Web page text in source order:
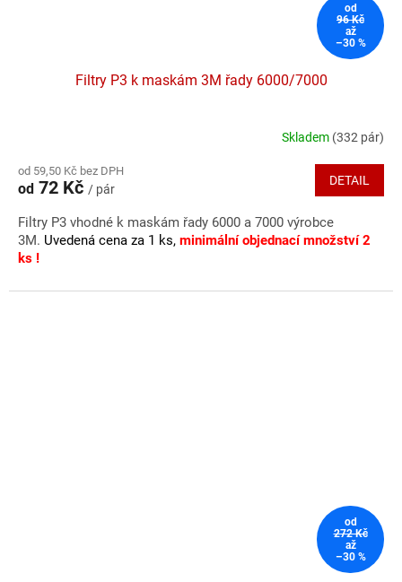
od
96 Kč
až
–30 %
Filtry P3 k maskám 3M řady 6000/7000
produktu
je
z
5
hvězdiček.
Skladem (332 pár)
od 59,50 Kč bez DPH
od 72 Kč / pár
DETAIL
Filtry P3 vhodné k maskám řady 6000 a 7000 výrobce
3M. Uvedená cena za 1 ks, minimální objednací množství 2
ks !
od
272 Kč
až
–30 %